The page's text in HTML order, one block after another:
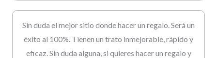
Sin duda el mejor sitio donde hacer un regalo. Será un
éxito al 100%. Tienen un trato inmejorable, rápido y
eficaz. Sin duda alguna, si quieres hacer un regalo y